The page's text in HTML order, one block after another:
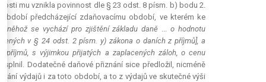
mu vznikla povinnost dle § 23 odst. 8 písm. b) bodu 2.
předcházející zdaňovacímu období, ve kterém ke
něhož se vychází pro zjištění základu daně ...o hodnotu
v § 24 odst. 2 písm. y) zákona o daních z příjmů], a
příjmů, s výjimkou přijatých a zaplacených záloh, o cenu
Dodatečné daňové přiznání sice předložil, nicméně
výdajů i za toto období, a to z výdajů ve skutečné výši